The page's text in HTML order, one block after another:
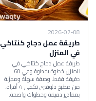
2026-07-08
طريقة عمل دجاج كنتاكي
في المنزل
طريقة عمل دجاج كنتاكي في
المنزل خطوة بخطوة وفي 60
دقيقة فقط. وصفة سهلة ومجرّبة
من مطبخ دلوقتي تكفي 4 أفراد،
بمقادير دقيقة وخطوات واضحة.